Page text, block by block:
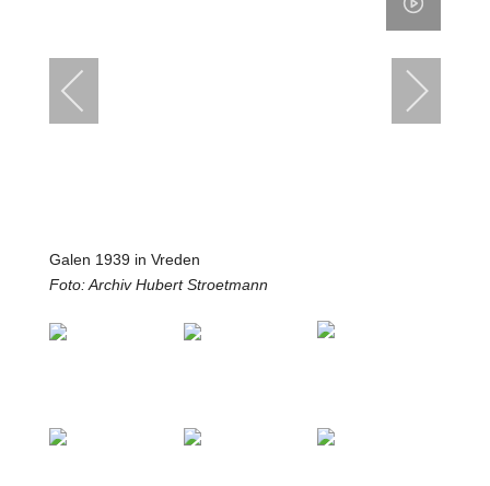
Galen 1939 in Vreden
Foto: Archiv Hubert Stroetmann